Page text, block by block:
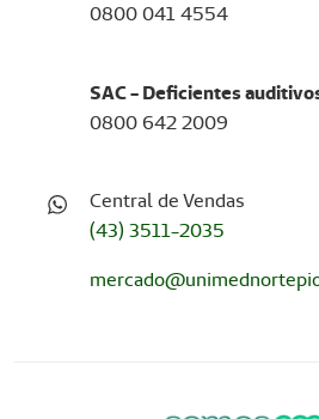
0800 041 4554
SAC - Deficientes
0800 642 2009
Central de Vendas
(43) 3511-2035